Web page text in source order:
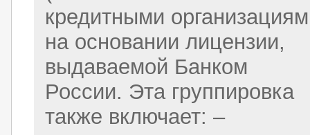
кредитными
на основании лицензии,
выдаваемой Банком
России. Эта группировка
также включает: –